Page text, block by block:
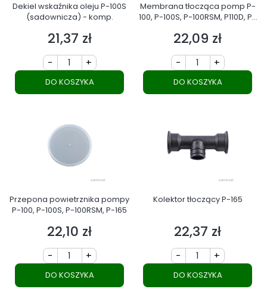
Dekiel wskaźnika oleju P-100S
(sadownicza) - komp.
Cena
21,37 zł
- +
DO KOSZYKA
Membrana tłocząca pomp P-
100, P-100S, P-100RSM, P110D, P-
Cena
22,09 zł
- +
DO KOSZYKA
Przepona powietrznika pompy
P-100, P-100S, P-100RSM, P-165
Cena
22,10 zł
- +
DO KOSZYKA
Kolektor tłoczący P-165
Cena
22,37 zł
- +
DO KOSZYKA